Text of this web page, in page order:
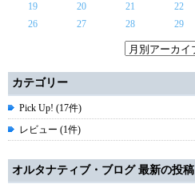
19
20 21 22
26
27 28 29
カテゴリー
Pick Up! (17件)
レビュー (1件)
オルタナティブ・ブログ 最新の投稿